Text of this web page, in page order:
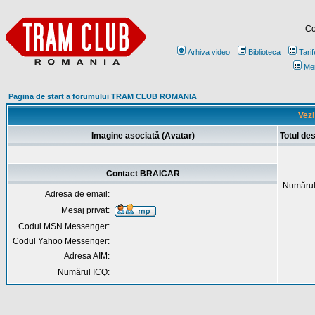
Arhiva video Biblioteca
Pagina de start a forumului TRAM CLUB ROMANIA
Imagine asociată (Avatar) Totul
Contact BRAICAR
Adresa de email:
Mesaj privat:
Codul MSN Messenger:
Codul Yahoo Messenger:
Adresa AIM:
Numărul ICQ: